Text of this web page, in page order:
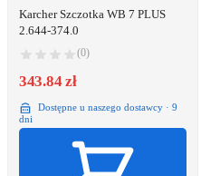
Karcher Szczotka WB 7 PLUS
2.644-374.0
(0)
343.84 zł
Dostępne u naszego dostawcy · 9
dni